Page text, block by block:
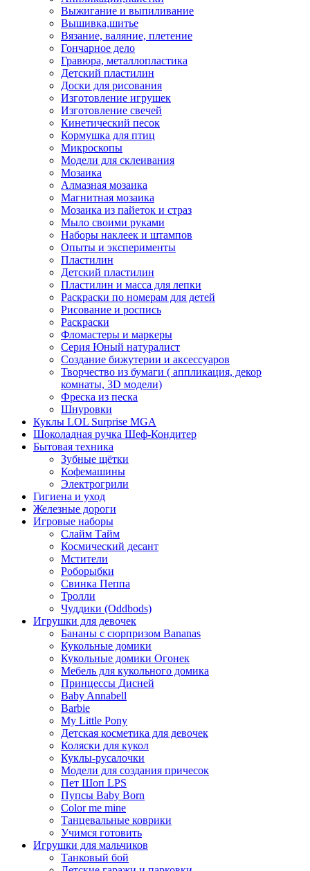
Выжигание и выпиливание
Вышивка,шитье
Вязание, валяние, плетение
Гончарное дело
Гравюра, металлопластика
Детский пластилин
Доски для рисования
Изготовление игрушек
Изготовление свечей
Кинетический песок
Кормушка для птиц
Микроскопы
Модели для склеивания
Мозаика
Алмазная мозаика
Магнитная мозаика
Мозаика из пайеток и страз
Мыло своими руками
Наборы наклеек и штампов
Опыты и эксперименты
Пластилин
Детский пластилин
Пластилин и масса для лепки
Раскраски по номерам для детей
Рисование и роспись
Раскраски
Фломастеры и маркеры
Серия Юный натуралист
Создание бижутерии и аксессуаров
Творчество из бумаги ( аппликация, декор
комнаты, 3D модели)
Фреска из песка
Шнуровки
Куклы LOL Surprise MGA
Шоколадная ручка Шеф-Кондитер
Бытовая техника
Зубные щётки
Кофемашины
Электрогрили
Гигиена и уход
Железные дороги
Игровые наборы
Слайм Тайм
Космический десант
Мстители
Роборыбки
Свинка Пеппа
Тролли
Чуддики (Oddbods)
Игрушки для девочек
Бананы с сюрпризом Bananas
Кукольные домики
Кукольные домики Огонек
Мебель для кукольного домика
Принцессы Дисней
Baby Annabell
Barbie
My Little Pony
Детская косметика для девочек
Коляски для кукол
Куклы-русалочки
Модели для создания причесок
Пет Шоп LPS
Пупсы Baby Born
Сolor me mine
Танцевальные коврики
Учимся готовить
Игрушки для мальчиков
Танковый бой